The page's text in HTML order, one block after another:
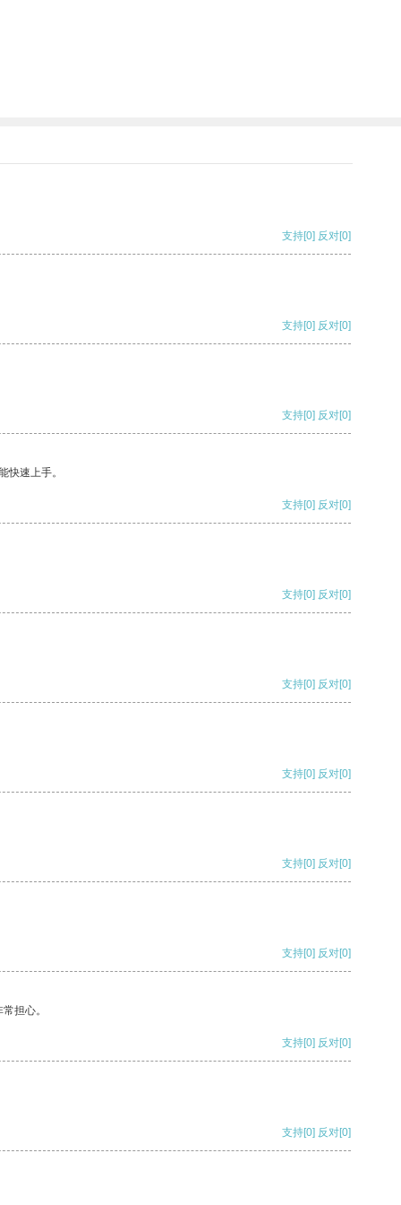
支持[0] 反对[0]
支持[0] 反对[0]
支持[0] 反对[0]
快速上手。
支持[0] 反对[0]
支持[0] 反对[0]
支持[0] 反对[0]
支持[0] 反对[0]
支持[0] 反对[0]
支持[0] 反对[0]
担心。
支持[0] 反对[0]
支持[0] 反对[0]